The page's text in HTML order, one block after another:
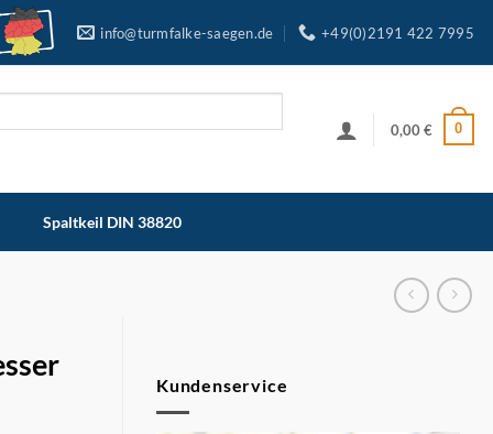
info@turmfalke-saegen.de +49(0)2191 422 7995
0,00€ 0
Spaltkeil DIN 38820
Kundenservice